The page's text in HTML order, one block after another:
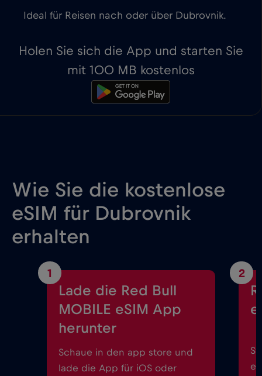
Ideal für Reisen nach oder über Dubrovnik.
Holen Sie sich die App und starten Sie
mit 100 MB kostenlos
Wie Sie die kostenlose
eSIM für Dubrovnik
erhalten
1
Lade die Red Bull
MOBILE eSIM App
herunter
Schaue in den app store und
lade die App für iOS oder
2